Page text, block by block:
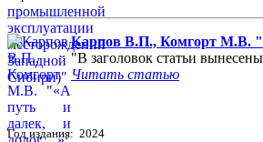
Карпов В.П., Комгорт М.В.
"В заголовок статьи
Читать статью
Год издания: 2024